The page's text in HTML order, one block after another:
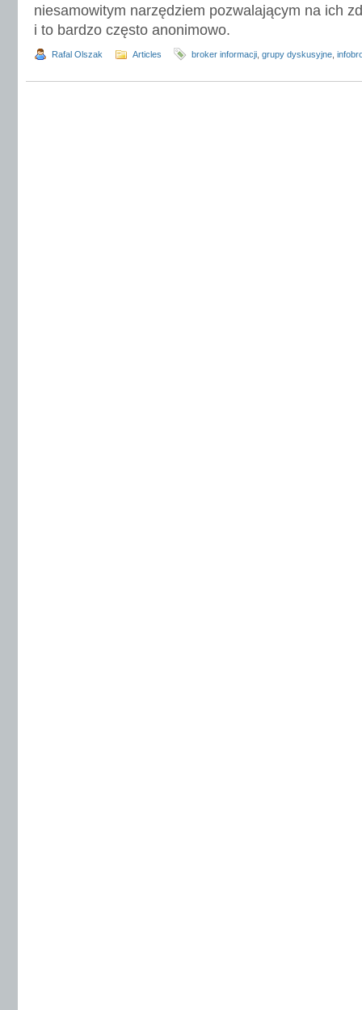
niesamowitym narzędziem pozwalającym na ich
i to bardzo często anonimowo.
Rafal Olszak Articles broker informacji grupy dyskusyjne